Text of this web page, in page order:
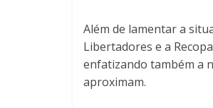
Além de lamentar a
Libertadores e a
enfatizando também a
aproximam.